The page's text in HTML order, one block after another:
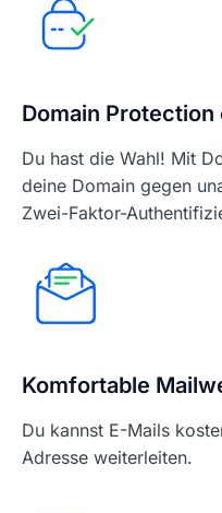
Domain
Du hast die Wahl! Mit
deine Domain gegen
Zwei-Faktor-
Komfortable
Du kannst E-Mails
Adresse weiterleiten.